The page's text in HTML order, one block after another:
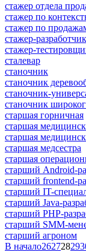
стажер отдела
стажер по
стажер по
стажер-
стажер-
сталевар
станочник
станочник
станочник-
станочник
старшая горничная
старшая
старшая
старшая медсестра
старшая
старший Android-
старший frontend-
старший IT-
старший Java-
старший PHP-
старший SMM-
старший агроном
В начало26272829